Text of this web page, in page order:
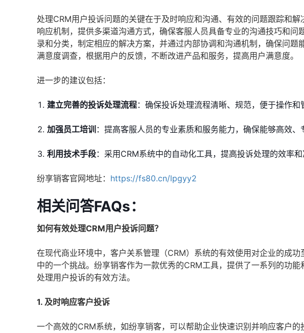
处理CRM用户投诉问题的关键在于及时响应和沟通、有效的问题跟踪和
响应机制，提供多渠道沟通方式，确保客服人员具备专业的沟通技巧和
录和分类，制定相应的解决方案，并通过内部协调和沟通机制，确保问
满意度调查，根据用户的反馈，不断改进产品和服务，提高用户满意度。
进一步的建议包括：
建立完善的投诉处理流程：确保投诉处理流程清晰、规范，便于操作和
加强员工培训 ：提高客服人员的专业素质和服务能力，确保能够高效、
利用技术手段：采用CRM系统中的自动化工具，提高投诉处理的效率和
纷享销客官网地址： https://fs80.cn/lpgyy2
相关问答FAQs：
如何有效处理CRM用户投诉问题？
在现代商业环境中，客户关系管理（CRM）系统的有效使用对企业的成
中的一个挑战。纷享销客作为一款优秀的CRM工具，提供了一系列的功
处理用户投诉的有效方法。
1. 及时响应客户投诉
一个高效的CRM系统，如纷享销客，可以帮助企业快速识别并响应客户